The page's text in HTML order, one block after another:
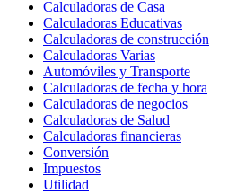
Calculadoras de Casa
Calculadoras Educativas
Calculadoras de construcción
Calculadoras Varias
Automóviles y Transporte
Calculadoras de fecha y hora
Calculadoras de negocios
Calculadoras de Salud
Calculadoras financieras
Conversión
Impuestos
Utilidad